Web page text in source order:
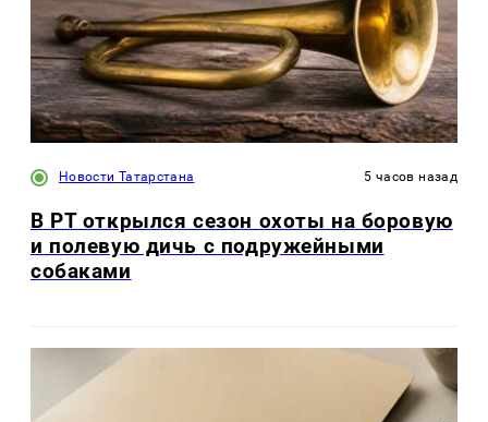
Новости Татарстана 5 часов назад
В РТ открылся сезон охоты на боровую
и полевую дичь с подружейными
собаками